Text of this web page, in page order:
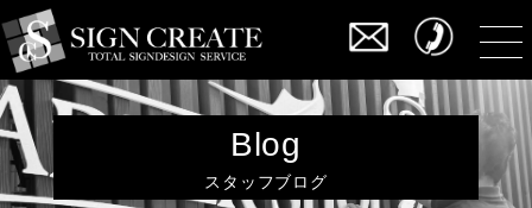
Blog
スタッフブログ